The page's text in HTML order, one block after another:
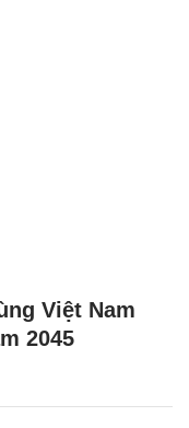
Việt Nam
2045